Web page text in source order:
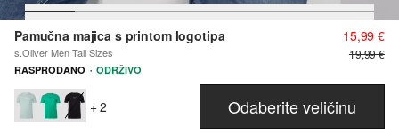
Pamučna majica s printom logotipa
s.Oliver Men Tall Sizes
15,99 €
19,99 €
RASPRODANO · ODRŽIVO
+ 2 Odaberite veličinu